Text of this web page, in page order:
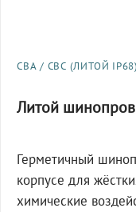
СВА / СВС (ЛИТОЙ IP68)
Литой
Герметичный
корпусе для
химические